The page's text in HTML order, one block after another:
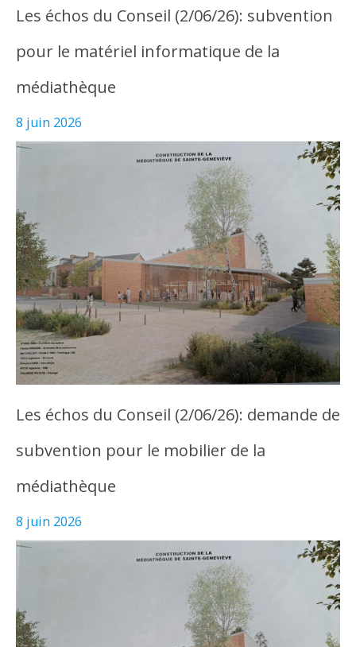
Les échos du Conseil (2/06/26): subvention
pour le matériel informatique de la
médiathèque
8 juin 2026
Les échos du Conseil (2/06/26): demande de
subvention pour le mobilier de la
médiathèque
8 juin 2026